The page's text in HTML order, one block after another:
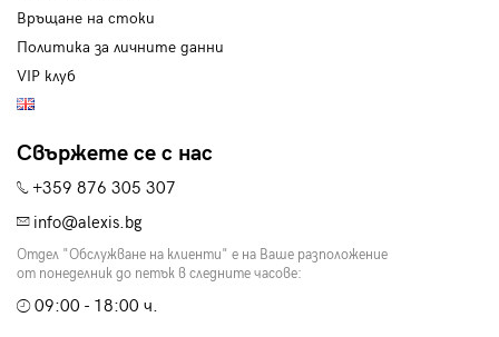
Връщане на стоки
Политика за личните данни
VIP клуб
Свържете се с нас
+359 876 305 307
info@alexis.bg
Отдел "Обслужване на клиенти" е на Ваше разположение
от понеделник до петък в следните часове:
09:00 - 18:00 ч.